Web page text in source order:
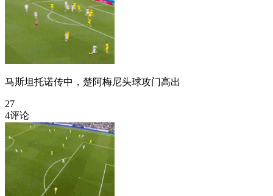
马斯坦托诺传中，楚阿梅尼头球攻门高出
27
4评论